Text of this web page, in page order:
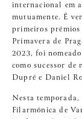
internacional em
mutuamente. É
primeiros
Primavera de
2023, foi
como sucessor
Dupré e Daniel
Nesta
Filarmónica de